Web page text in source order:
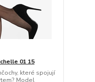
01 15
které spojují
Model